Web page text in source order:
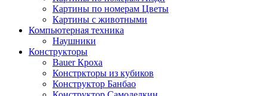
Картины по номерам Цветы
Картины с животными
Компьютерная техника
Наушники
Конструкторы
Bauer Кроха
Констркторы из кубиков
Конструктор Банбао